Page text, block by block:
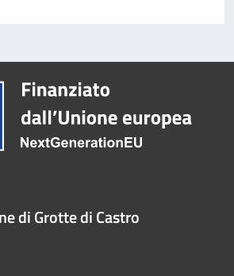
di Grotte di Castro